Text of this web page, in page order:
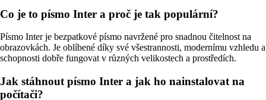
Co je to písmo Inter a proč je tak populární?
Písmo Inter je bezpatkové písmo navržené pro snadnou čitelnost na
obrazovkách. Je oblíbené díky své všestrannosti, modernímu vzhledu a
schopnosti dobře fungovat v různých velikostech a prostředích.
Jak stáhnout písmo Inter a jak ho nainstalovat na
počítači?